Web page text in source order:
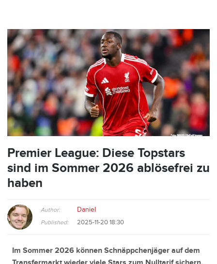
Premier League: Diese Topstars
sind im Sommer 2026 ablösefrei zu
haben
Author: Daniel
Published: 2025-11-20 18:30
Im Sommer 2026 können Schnäppchenjäger auf dem